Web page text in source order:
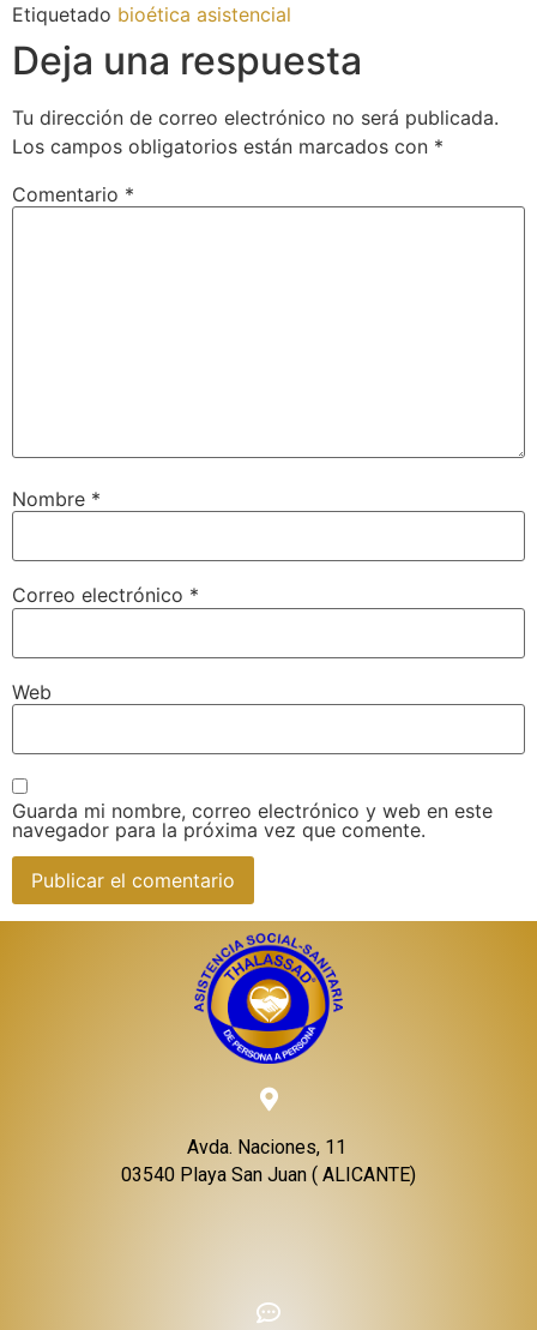
Etiquetado bioética asistencial
Deja una respuesta
Tu dirección de correo electrónico no será publicada.
Los campos obligatorios están marcados con *
Comentario *
Nombre *
Correo electrónico *
Web
Guarda mi nombre, correo electrónico y web en este
navegador para la próxima vez que comente.
Avda. Naciones, 11
03540 Playa San Juan ( ALICANTE)